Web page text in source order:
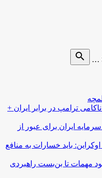
search
ترامپ در برابر ایران +
ایران برای عبور از
باید خسارات به منافع
مهمات تا بن‌بست راهبردی